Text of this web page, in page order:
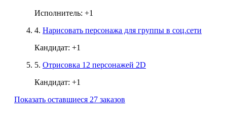
Исполнитель: +1
4. Нарисовать персонажа для группы в соц.сети
Кандидат: +1
5. Отрисовка 12 персонажей 2D
Кандидат: +1
Показать оставшиеся 27 заказов